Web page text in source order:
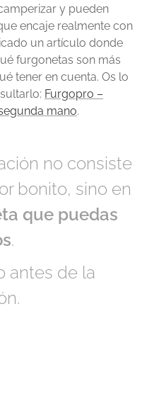
y pueden
encaje realmente con
un artículo donde
furgonetas son más
tener en cuenta. Os lo
Furgopro –
mano.
no consiste
bonito, sino en
que puedas
.
antes de la